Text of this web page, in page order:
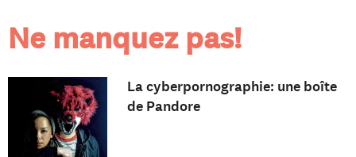
Ne manquez pas!
La cyberpornographie: une boîte
de Pandore